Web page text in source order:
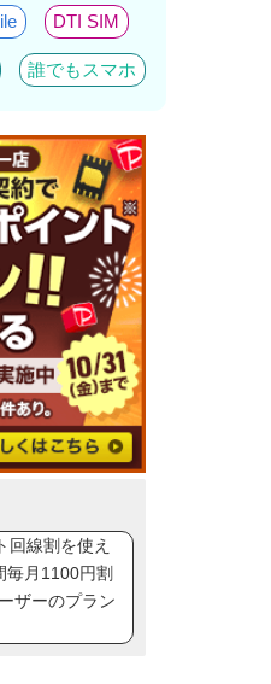
DTI SIM
誰でもスマホ
回線割を使え
毎月1100円割
ザーのプラン